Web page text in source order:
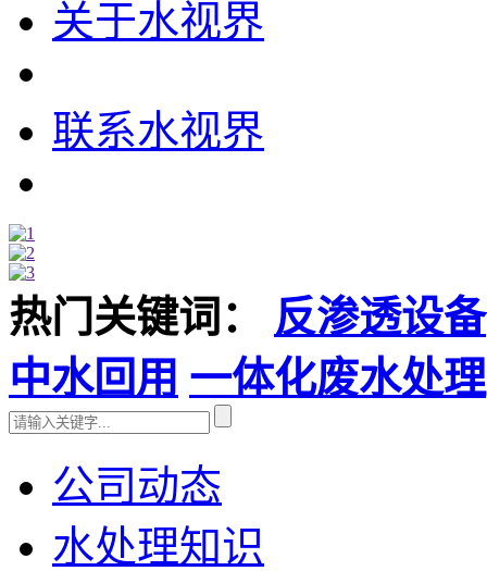
关于水视界
联系水视界
热门关键词： 反渗透设备
中水回用 一体化废水处理
公司动态
水处理知识